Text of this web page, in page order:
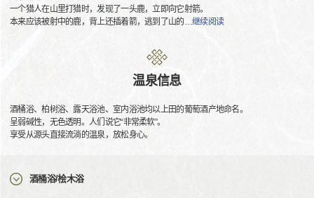
一个猎人在山里打猎时，发现了一头鹿，立即向它射箭。
本来应该被射中的鹿，背上还插着箭，逃到了山的…继续阅读
温泉信息
酒桶浴、柏树浴、露天浴池、室内浴池均以上田的葡萄酒产地命名。
呈弱碱性，无色透明。人们说它“非常柔软”。
享受从源头直接流淌的温泉，放松身心。
酒桶浴/桧木浴